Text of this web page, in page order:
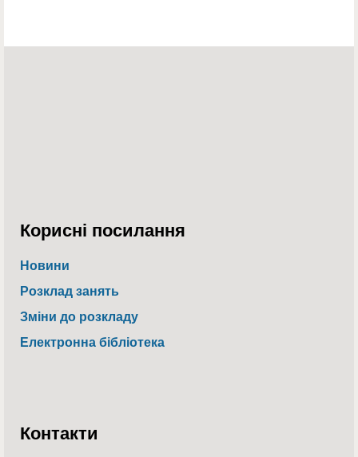
Корисні посилання
Новини
Розклад занять
Зміни до розкладу
Електронна бібліотека
Контакти